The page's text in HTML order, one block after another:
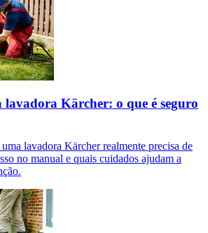
lavadora Kärcher: o que é seguro
lavadora Kärcher realmente precisa de
no manual e quais cuidados ajudam a